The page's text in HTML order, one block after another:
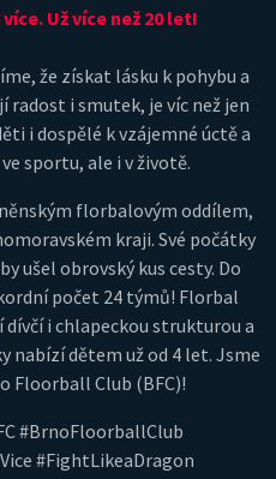
Už více než 20 let!
že získat lásku k pohybu a
radost i smutek, je víc než jen
i dospělé k vzájemné úctě a
sportu, ale i v životě.
florbalovým oddílem,
kraji. Své počátky
ušel obrovský kus cesty. Do
počet 24 týmů! Florbal
i chlapeckou strukturou a
dětem už od 4 let. Jsme
Floorball Club (BFC)!
#BrnoFloorballClub
#FightLikeaDragon